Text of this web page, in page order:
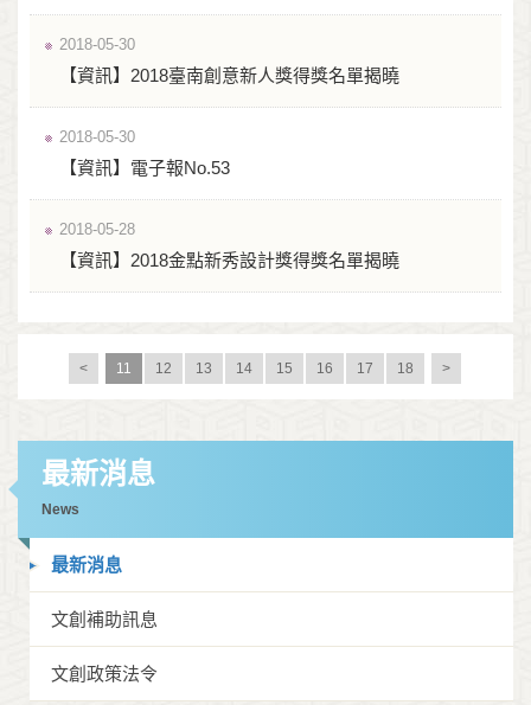
2018-05-30
【資訊】2018臺南創意新人獎得獎名單揭曉
2018-05-30
【資訊】電子報No.53
2018-05-28
【資訊】2018金點新秀設計獎得獎名單揭曉
< 11 12 13 14 15 16 17 18 >
最新消息
News
最新消息
文創補助訊息
文創政策法令